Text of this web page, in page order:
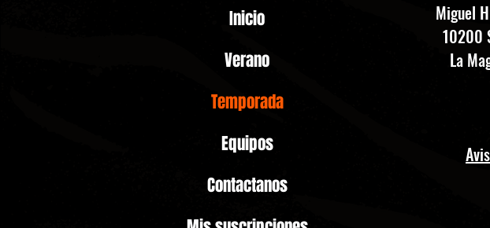
Inicio
Verano
Temporada
Equipos
Contactanos
Miguel
10200
La